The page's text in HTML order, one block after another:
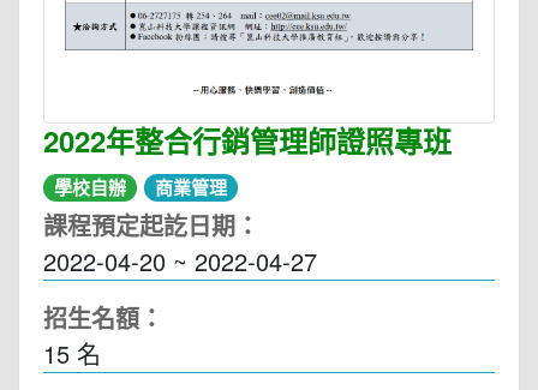
2022年整合行銷管理師證照專班
學校自辦 商業管理
課程預定起訖日期：
2022-04-20 ~ 2022-04-27
招生名額：
15 名